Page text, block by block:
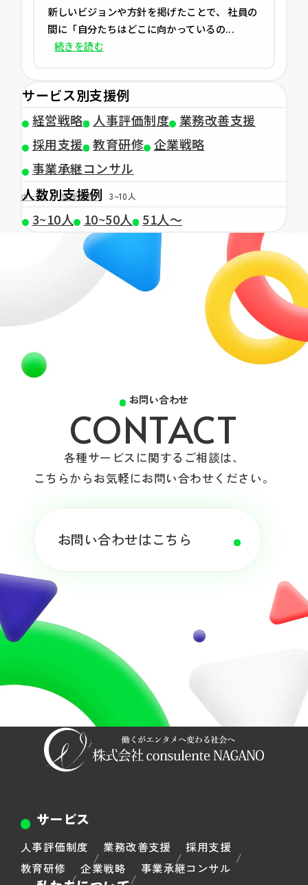
新しいビジョンや方針を掲げたことで、 社員の
間に「自分たちはどこに向かっているの...
続きを読む
サービス別支援例
経営戦略 人事評価制度
業務改善支援
採用支援
教育研修 企業戦略
事業承継コンサル
人数別支援例
3~10人 10~50人 51人〜
ホーム 支援事例 3~10人
お問い合わせ
CONTACT
各種サービスに関するご相談は、
こちらからお気軽にお問い合わせください。
お問い合わせはこちら
サービス
人事評価制度 業務改善支援
採用支援
教育研修
企業戦略 事業承継コンサル